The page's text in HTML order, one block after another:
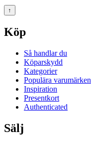
↑
Köp
Så handlar du
Köparskydd
Kategorier
Populära varumärken
Inspiration
Presentkort
Authenticated
Sälj